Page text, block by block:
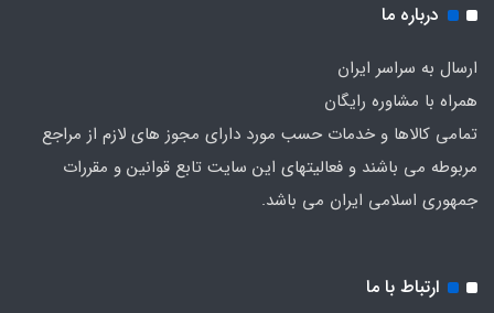
درباره ما
ارسال به سراسر ایران
همراه با مشاوره رایگان
تمامی کالاها و خدمات حسب مورد دارای مجوز های لازم از مراجع
مربوطه می باشند و فعالیتهای این سایت تابع قوانین و مقررات
جمهوری اسلامی ایران می باشد.
ارتباط با ما